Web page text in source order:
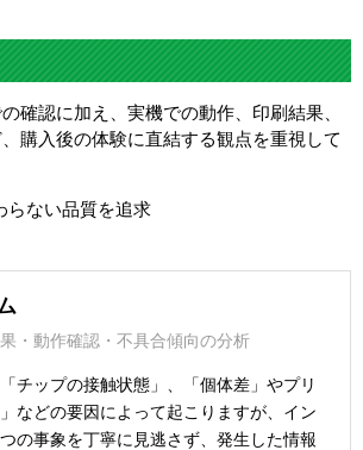
確認に加え、実機での動作、印刷結果、
購入後の体験に直結する観点を重視して
・動作確認・不具合傾向の分析
チップの接触状態」、「個体差」やプリ
などの要因によって起こりますが、イン
の事象を丁寧に見逃さず、発生した情報